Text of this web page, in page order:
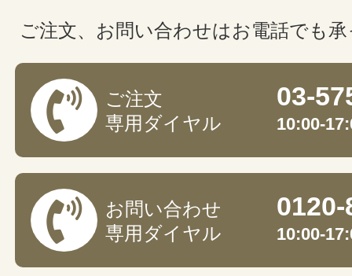
ご注文、お問い合わせはお電話でも
ご注文
専用ダイヤル
03-
10:00-
お問い合わせ
専用ダイヤル
10:00-